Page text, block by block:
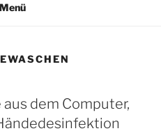
Menü
dem Computer,